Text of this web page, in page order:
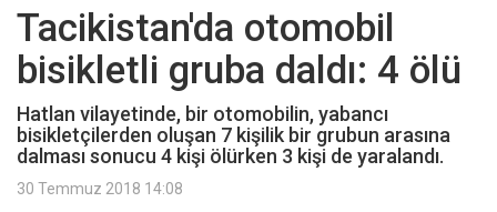
Tacikistan'da otomobil
bisikletli gruba daldı: 4 ölü
Hatlan vilayetinde, bir otomobilin, yabancı
bisikletçilerden oluşan 7 kişilik bir grubun arasına
dalması sonucu 4 kişi ölürken 3 kişi de yaralandı.
30 Temmuz 2018 14:08